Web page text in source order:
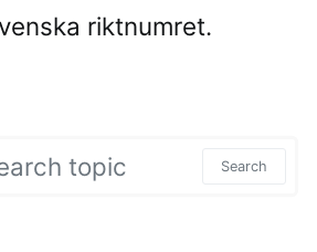
riktnumret.
Search